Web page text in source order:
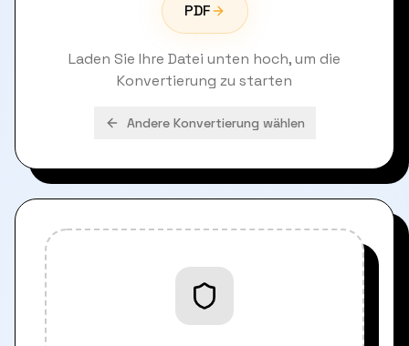
PDF
Laden Sie Ihre Datei unten hoch, um die
Konvertierung zu starten
Andere Konvertierung wählen